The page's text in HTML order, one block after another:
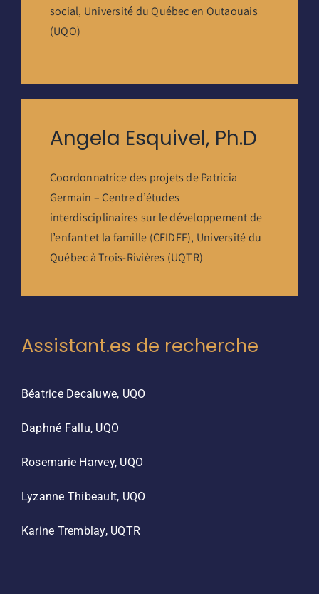
social, Université du Québec en Outaouais
(UQO)
Angela Esquivel, Ph.D
Coordonnatrice des projets de Patricia
Germain – Centre d’études
interdisciplinaires sur le développement de
l’enfant et la famille (CEIDEF), Université du
Québec à Trois-Rivières (UQTR)
Assistant.es de recherche
Béatrice Decaluwe, UQO
Daphné Fallu, UQO
Rosemarie Harvey, UQO
Lyzanne Thibeault, UQO
Karine Tremblay, UQTR